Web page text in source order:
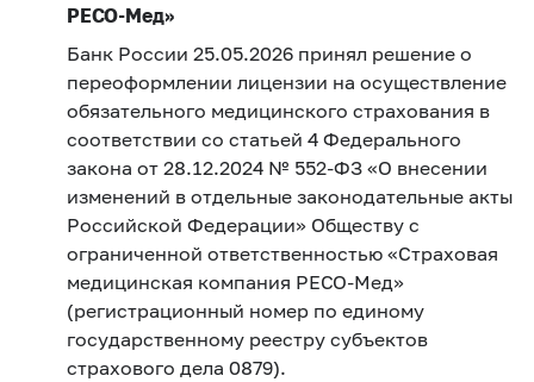
РЕСО-Мед»
Банк России 25.05.2026 принял решение о
переоформлении лицензии на осуществление
обязательного медицинского страхования в
соответствии со статьей 4 Федерального
закона от 28.12.2024 № 552-ФЗ «О внесении
изменений в отдельные законодательные акты
Российской Федерации» Обществу с
ограниченной ответственностью «Страховая
медицинская компания РЕСО-Мед»
(регистрационный номер по единому
государственному реестру субъектов
страхового дела 0879).